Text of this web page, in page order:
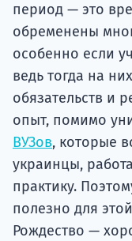
период — это
обременены
особенно если
ведь тогда на
обязательств и
опыт, помимо
ВУЗов, которые
украинцы,
практику.
полезно для
Рождество —